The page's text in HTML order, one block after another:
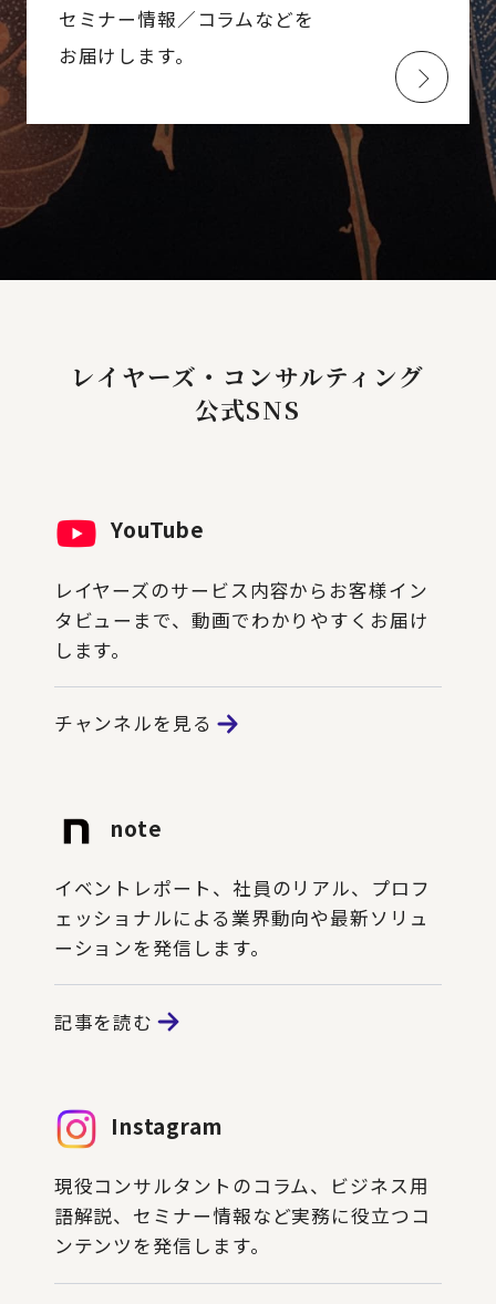
セミナー情報／コラムなどを
お届けします。
レイヤーズ・コンサルティング
公式SNS
YouTube
レイヤーズのサービス内容からお客様イン
タビューまで、動画でわかりやすくお届け
します。
チャンネルを見る
note
イベントレポート、社員のリアル、プロフ
ェッショナルによる業界動向や最新ソリュ
ーションを発信します。
記事を読む
Instagram
現役コンサルタントのコラム、ビジネス用
語解説、セミナー情報など実務に役立つコ
ンテンツを発信します。